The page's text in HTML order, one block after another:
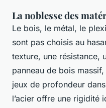
La noblesse des
Le bois, le métal, le
sont pas choisis au
texture, une résistance,
panneau de bois
jeux de profondeur
l’acier offre une rigidité